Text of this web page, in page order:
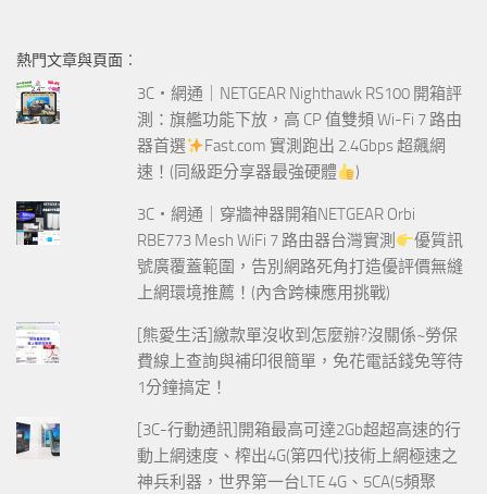
字:
熱門文章與頁面︰
3C‧網通｜NETGEAR Nighthawk RS100 開箱評
測：旗艦功能下放，高 CP 值雙頻 Wi-Fi 7 路由
器首選
Fast.com 實測跑出 2.4Gbps 超飆網
速！(同級距分享器最強硬體
)
3C‧網通｜穿牆神器開箱NETGEAR Orbi
RBE773 Mesh WiFi 7 路由器台灣實測
優質訊
號廣覆蓋範圍，告別網路死角打造優評價無縫
上網環境推薦！(內含跨棟應用挑戰)
[熊愛生活]繳款單沒收到怎麼辦?沒關係~勞保
費線上查詢與補印很簡單，免花電話錢免等待
1分鐘搞定！
[3C-行動通訊]開箱最高可達2Gb超超高速的行
動上網速度、榨出4G(第四代)技術上網極速之
神兵利器，世界第一台LTE 4G、5CA(5頻聚